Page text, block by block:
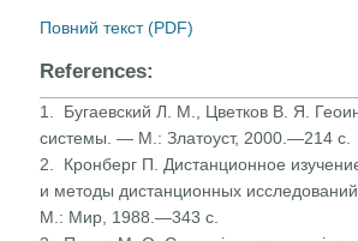
Повний текст (PDF)
References:
1. Бугаевский Л. М., Цветков В. Я.
системы. — М.: Златоуст, 2000.—214 с.
2. Кронберг П. Дистанционное
и методы дистанционных
М.: Мир, 1988.—343 с.